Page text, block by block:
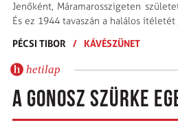
Jenőként, Máramarosszigeten
És ez 1944 tavaszán a halálos
PÉCSI TIBOR
/ KÁVÉSZÜNET
hetilap
A GONOSZ SZÜRKE